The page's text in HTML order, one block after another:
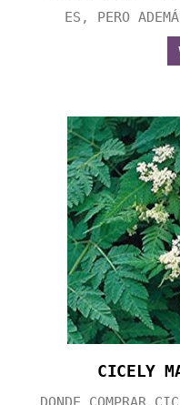
ES, PERO
CICELY